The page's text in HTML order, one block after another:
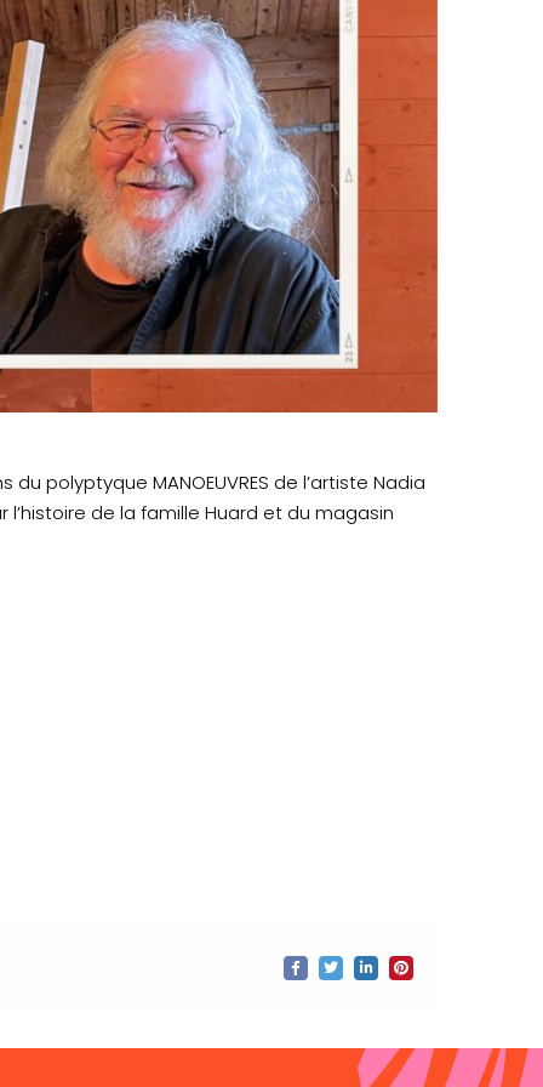
polyptyque MANOEUVRES de l’artiste Nadia
l’histoire de la famille Huard et du magasin